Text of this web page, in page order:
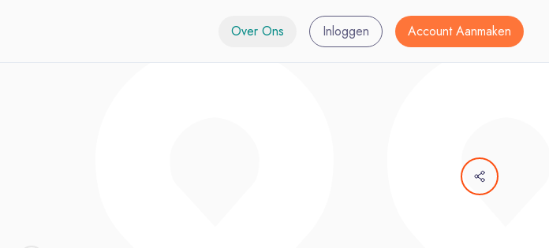
Over Ons Inloggen Account Aanmaken